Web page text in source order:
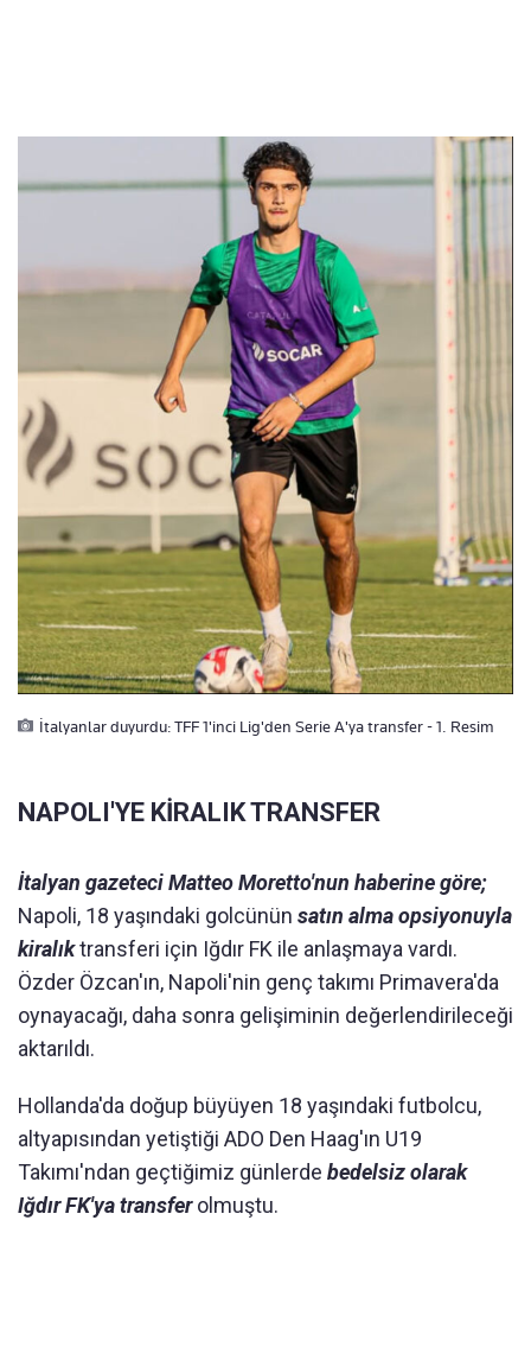
İtalyanlar duyurdu: TFF 1'inci Lig'den Serie A'ya transfer - 1. Resim
NAPOLI'YE KİRALIK TRANSFER
İtalyan gazeteci Matteo Moretto'nun haberine göre;
Napoli, 18 yaşındaki golcünün satın alma opsiyonuyla
kiralıktransferi için Iğdır FK ile anlaşmaya vardı.
Özder Özcan'ın, Napoli'nin genç takımı Primavera'da
oynayacağı, daha sonra gelişiminin değerlendirileceği
aktarıldı.
Hollanda'da doğup büyüyen 18 yaşındaki futbolcu,
altyapısından yetiştiği ADO Den Haag'ın U19
Takımı'ndan geçtiğimiz günlerde bedelsiz olarak
Iğdır FK'ya transferolmuştu.